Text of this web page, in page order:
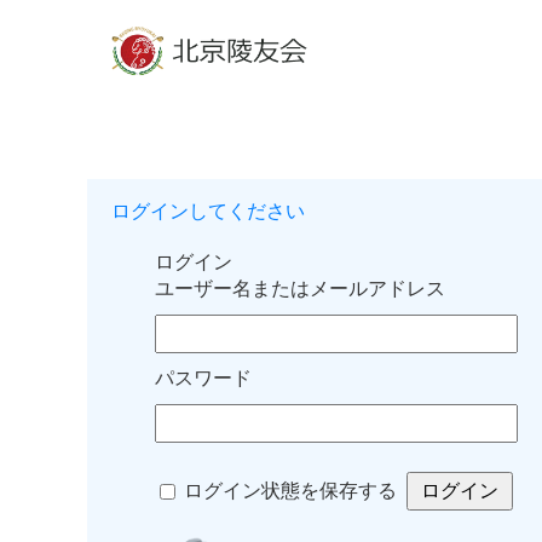
ログインしてください
ログイン
ユーザー名またはメールアドレス
パスワード
ログイン状態を保存する